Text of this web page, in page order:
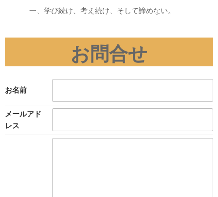
一、学び続け、考え続け、そして諦めない。
お問合せ
お名前
メールアド
レス